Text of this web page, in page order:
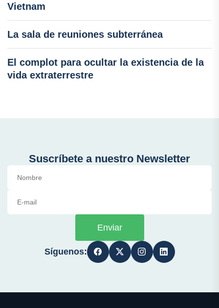
Vietnam
La sala de reuniones subterránea
El complot para ocultar la existencia de la
vida extraterrestre
Suscríbete a nuestro Newsletter
Enviar
Síguenos: